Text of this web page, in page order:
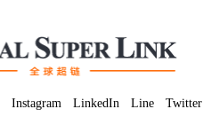
Instagram LinkedIn Line Twitter